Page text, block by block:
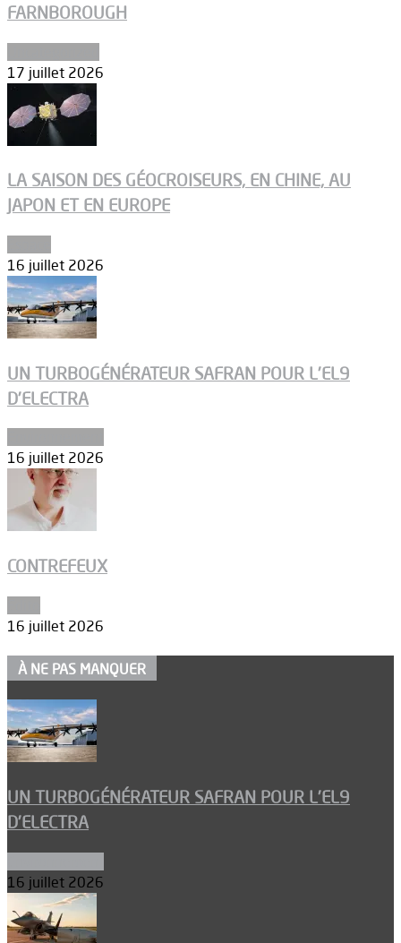
FARNBOROUGH
17 juillet 2026
LA SAISON DES GÉOCROISEURS, EN CHINE, AU
JAPON ET EN EUROPE
16 juillet 2026
UN TURBOGÉNÉRATEUR SAFRAN POUR L’EL9
D’ELECTRA
16 juillet 2026
CONTREFEUX
16 juillet 2026
À NE PAS MANQUER
UN TURBOGÉNÉRATEUR SAFRAN POUR L’EL9
D’ELECTRA
16 juillet 2026